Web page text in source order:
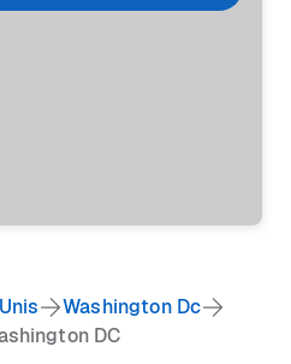
Washington Dc
DC